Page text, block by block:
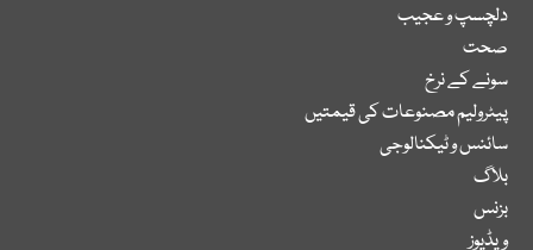
دلچسپ و عجیب
صحت
سونے کے نرخ
پیٹرولیم مصنوعات کی قیمتیں
سائنس و ٹیکنالوجی
بلاگ
بزنس
ویڈیوز